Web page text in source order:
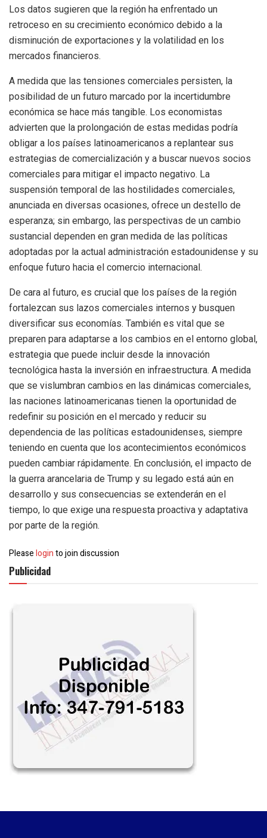
Los datos sugieren que la región ha enfrentado un
retroceso en su crecimiento económico debido a la
disminución de exportaciones y la volatilidad en los
mercados financieros.
A medida que las tensiones comerciales persisten, la
posibilidad de un futuro marcado por la incertidumbre
económica se hace más tangible. Los economistas
advierten que la prolongación de estas medidas podría
obligar a los países latinoamericanos a replantear sus
estrategias de comercialización y a buscar nuevos socios
comerciales para mitigar el impacto negativo. La
suspensión temporal de las hostilidades comerciales,
anunciada en diversas ocasiones, ofrece un destello de
esperanza; sin embargo, las perspectivas de un cambio
sustancial dependen en gran medida de las políticas
adoptadas por la actual administración estadounidense y su
enfoque futuro hacia el comercio internacional.
De cara al futuro, es crucial que los países de la región
fortalezcan sus lazos comerciales internos y busquen
diversificar sus economías. También es vital que se
preparen para adaptarse a los cambios en el entorno global,
estrategia que puede incluir desde la innovación
tecnológica hasta la inversión en infraestructura. A medida
que se vislumbran cambios en las dinámicas comerciales,
las naciones latinoamericanas tienen la oportunidad de
redefinir su posición en el mercado y reducir su
dependencia de las políticas estadounidenses, siempre
teniendo en cuenta que los acontecimientos económicos
pueden cambiar rápidamente. En conclusión, el impacto de
la guerra arancelaria de Trump y su legado está aún en
desarrollo y sus consecuencias se extenderán en el
tiempo, lo que exige una respuesta proactiva y adaptativa
por parte de la región.
Pleaseloginto join discussion
Publicidad